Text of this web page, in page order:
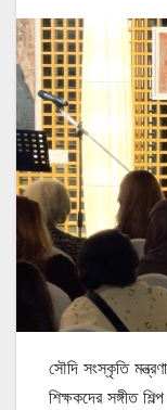
সৌদি সংস্কৃতি
শিক্ষকদের সঙ্গীত